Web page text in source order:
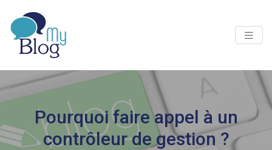
Pourquoi faire appel à un
contrôleur de gestion ?